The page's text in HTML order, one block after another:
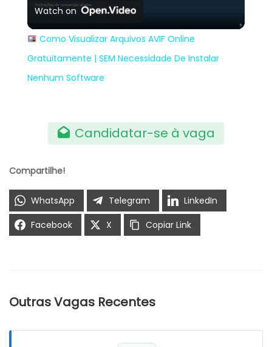
Video
Watch on
Como Visualizar Arquivos AVIF Online
Gratuitamente | SEM Necessidade De Instalar
Nenhum Software
Candidatar-se à vaga
Compartilhe!
WhatsApp Telegram
LinkedIn
Facebook
X Copiar Link
Outras Vagas Recentes